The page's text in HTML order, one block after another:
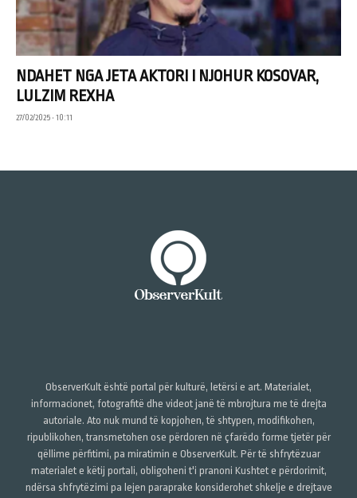
NDAHET NGA JETA AKTORI I NJOHUR KOSOVAR,
LULZIM REXHA
27/02/2025 • 10:11
ObserverKult është portal për kulturë, letërsi e art. Materialet,
informacionet, fotografitë dhe videot janë të mbrojtura me të drejta
autoriale. Ato nuk mund të kopjohen, të shtypen, modifikohen,
ripublikohen, transmetohen ose përdoren në çfarëdo forme tjetër për
qëllime përfitimi, pa miratimin e ObserverKult. Për të shfrytëzuar
materialet e këtij portali, obligoheni t'i pranoni Kushtet e përdorimit,
ndërsa shfrytëzimi pa lejen paraprake konsiderohet shkelje e drejtave